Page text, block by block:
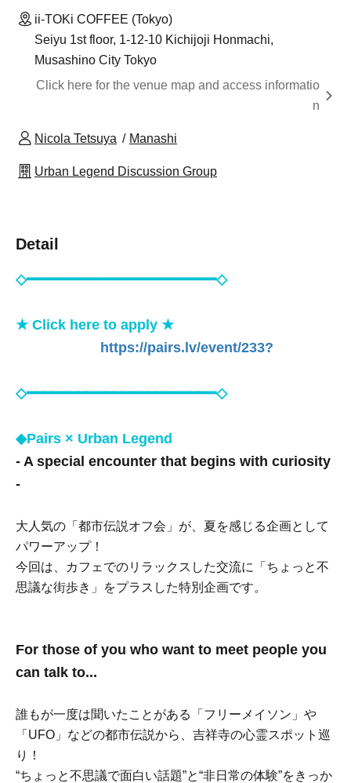
ii-TOKi COFFEE (Tokyo)
Seiyu 1st floor, 1-12-10 Kichijoji Honmachi,
Musashino City Tokyo
Click here for the venue map and access informatio
n
Nicola Tetsuya Manashi
Urban Legend Discussion Group
Detail
◇━━━━━━━━━━━━━━━━━━━━━━◇
★ Click here to apply ★
https://pairs.lv/event/233?
◇━━━━━━━━━━━━━━━━━━━━━━◇
◆Pairs × Urban Legend
- A special encounter that begins with curiosity
-
大人気の「都市伝説オフ会」が、夏を感じる企画として
パワーアップ！
今回は、カフェでのリラックスした交流に「ちょっと不
思議な街歩き」をプラスした特別企画です。
For those of you who want to meet people you
can talk to...
誰もが一度は聞いたことがある「フリーメイソン」や
「UFO」などの都市伝説から、吉祥寺の心霊スポット巡
り！
“ちょっと不思議で面白い話題”と“非日常の体験”をきっか